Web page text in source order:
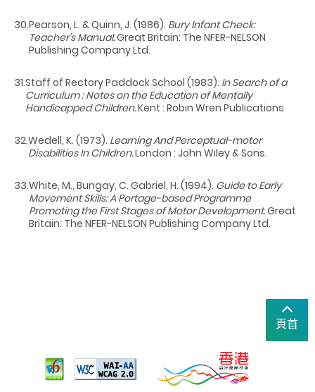
30.Pearson, L. & Quinn, J. (1986). Bury Infant Check:
Teacher’s Manual.Great Britain: The NFER-NELSON
Publishing Company Ltd.
31.Staff of Rectory Paddock School (1983). In Search of a
Curriculum : Notes on the Education of Mentally
Handicapped Children.Kent : Robin Wren Publications
32.Wedell, K. (1973). Learning And Perceptual-motor
Disabilities In Children.London : John Wiley & Sons.
33.White, M., Bungay, C. Gabriel, H. (1994). Guide to Early
Movement Skills: A Portage-based Programme
Promoting the First Stages of Motor Development.Great
Britain: The NFER-NELSON Publishing Company Ltd.
頁首